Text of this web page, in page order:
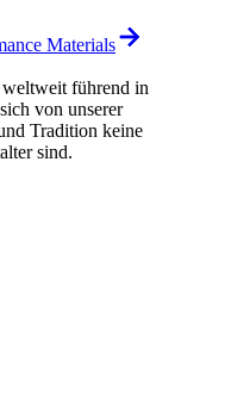
Materials
weltweit führend in
von unserer
Tradition keine
sind.